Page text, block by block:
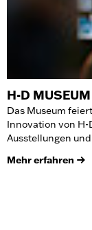
H-D MUSEUM
Das Museum
Innovation von
Ausstellungen
Mehr erfahren